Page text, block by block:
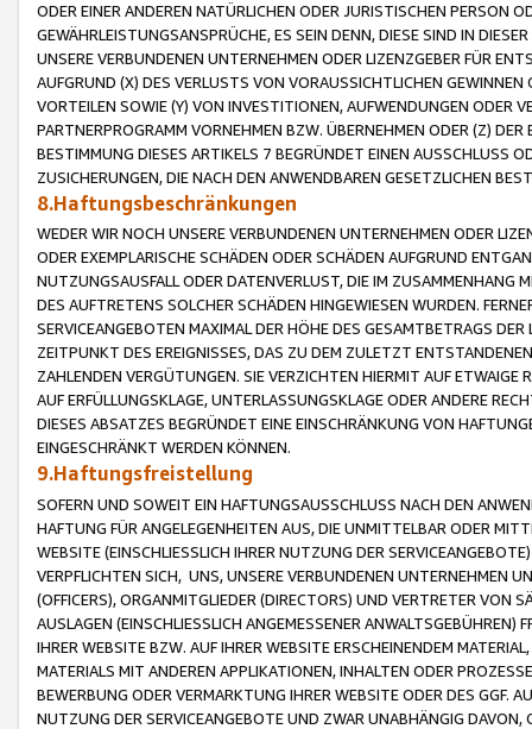
ODER EINER ANDEREN NATÜRLICHEN ODER JURISTISCHEN PERSON
GEWÄHRLEISTUNGSANSPRÜCHE, ES SEIN DENN, DIESE SIND IN
UNSERE VERBUNDENEN UNTERNEHMEN ODER LIZENZGEBER FÜR
AUFGRUND (X) DES VERLUSTS VON VORAUSSICHTLICHEN
VORTEILEN SOWIE (Y) VON INVESTITIONEN, AUFWENDUNGEN ODER
PARTNERPROGRAMM VORNEHMEN BZW. ÜBERNEHMEN ODER (Z)
BESTIMMUNG DIESES ARTIKELS 7 BEGRÜNDET EINEN AUSSCHLUSS
ZUSICHERUNGEN, DIE NACH DEN ANWENDBAREN GESETZLICHEN
8.Haftungsbeschränkungen
WEDER WIR NOCH UNSERE VERBUNDENEN UNTERNEHMEN ODER
ODER EXEMPLARISCHE SCHÄDEN ODER SCHÄDEN AUFGRUND
NUTZUNGSAUSFALL ODER DATENVERLUST, DIE IM ZUSAMMENHANG
DES AUFTRETENS SOLCHER SCHÄDEN HINGEWIESEN WURDEN.
SERVICEANGEBOTEN MAXIMAL DER HÖHE DES GESAMTBETRAGS
ZEITPUNKT DES EREIGNISSES, DAS ZU DEM ZULETZT
ZAHLENDEN VERGÜTUNGEN. SIE VERZICHTEN HIERMIT AUF
AUF ERFÜLLUNGSKLAGE, UNTERLASSUNGSKLAGE ODER ANDERE
DIESES ABSATZES BEGRÜNDET EINE EINSCHRÄNKUNG VON
EINGESCHRÄNKT WERDEN KÖNNEN.
9.Haftungsfreistellung
SOFERN UND SOWEIT EIN HAFTUNGSAUSSCHLUSS NACH DEN
HAFTUNG FÜR ANGELEGENHEITEN AUS, DIE UNMITTELBAR ODER
WEBSITE (EINSCHLIESSLICH IHRER NUTZUNG DER
VERPFLICHTEN SICH, UNS, UNSERE VERBUNDENEN UNTERNEHMEN
(OFFICERS), ORGANMITGLIEDER (DIRECTORS) UND VERTRETER VON
AUSLAGEN (EINSCHLIESSLICH ANGEMESSENER
IHRER WEBSITE BZW. AUF IHRER WEBSITE ERSCHEINENDEM
MATERIALS MIT ANDEREN APPLIKATIONEN, INHALTEN ODER
BEWERBUNG ODER VERMARKTUNG IHRER WEBSITE ODER DES GGF.
NUTZUNG DER SERVICEANGEBOTE UND ZWAR UNABHÄNGIG